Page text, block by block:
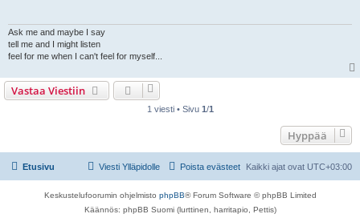
Ask me and maybe I say
tell me and I might listen
feel for me when I can't feel for myself...
Vastaa Viestiin
1 viesti • Sivu 1/1
Hyppää
Etusivu Kaikki ajat ovat UTC+03:00
Poista evästeet
Viesti Ylläpidolle
Keskustelufoorumin ohjelmisto phpBB® Forum Software © phpBB Limited
Käännös: phpBB Suomi (lurttinen, harritapio, Pettis)